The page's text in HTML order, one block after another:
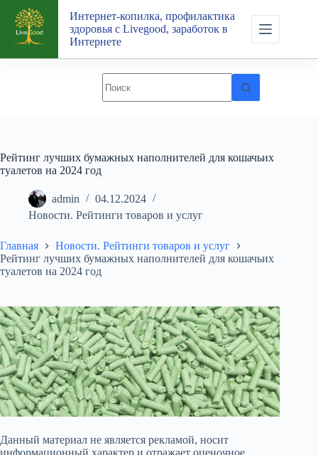
Перейти
сути
Интернет-копилка, профилактика
здоровья с Livegood, заработок в
Интернете
Рейтинг лучших бумажных наполнителей для кошачьих
туалетов на 2024 год
admin
04.12.2024
Новости. Рейтинги товаров и услуг
Главная
Новости. Рейтинги товаров и услуг
Рейтинг лучших бумажных наполнителей для кошачьих
туалетов на 2024 год
Данный материал не является рекламой, носит